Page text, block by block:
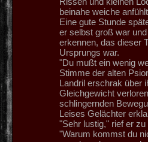
beinahe weiche
Eine gute Stunde
er selbst groß war
erkennen, das dieser
Ursprungs war.
"Du mußt ein wenig
Stimme der alten
Landril erschrak über
Gleichgewicht
schlingernden
Leises Gelächter
"Sehr lustig," rief er zu
"Warum kommst du